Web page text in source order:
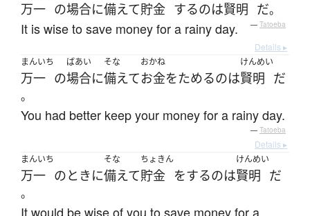
万一 の場合に備えて貯金 するのは賢明 だ。
It is wise to save money for a rainy day. — Tatoeba
Details ▸
まんいち
万一 の
ばあい
場合に
そな
備えて
おかね
お金をためるのは
けんめい
賢明 だ
。
You had better keep your money for a rainy day.
— Tatoeba
Details ▸
まんいち
万一 のときに
そな
備えて
ちょきん
貯金 をするのは
けんめい
賢明 だ
。
It would be wise of you to save money for a